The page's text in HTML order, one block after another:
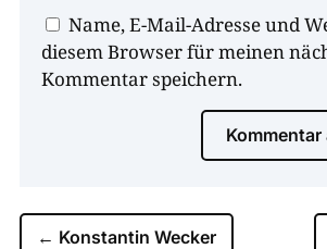
Name, E-Mail-Adresse und
diesem Browser für meinen
Kommentar speichern.
← Konstantin Wecker